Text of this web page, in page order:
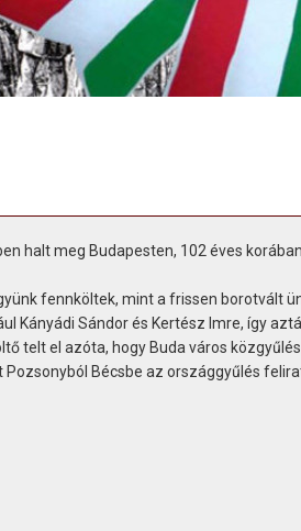
halt meg Budapesten, 102 éves
fennköltek, mint a frissen borotvált
Kányádi Sándor és Kertész Imre, így
telt el azóta, hogy Buda város
Bécsbe az országgyűlés